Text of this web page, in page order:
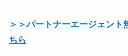
＞＞パートナーエージェント
ちら